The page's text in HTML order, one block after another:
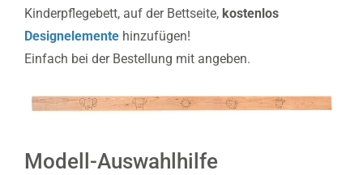
Kinderpflegebett, auf der Bettseite, kostenlos
Designelemente hinzufügen!
Einfach bei der Bestellung mit angeben.
Modell-Auswahlhilfe